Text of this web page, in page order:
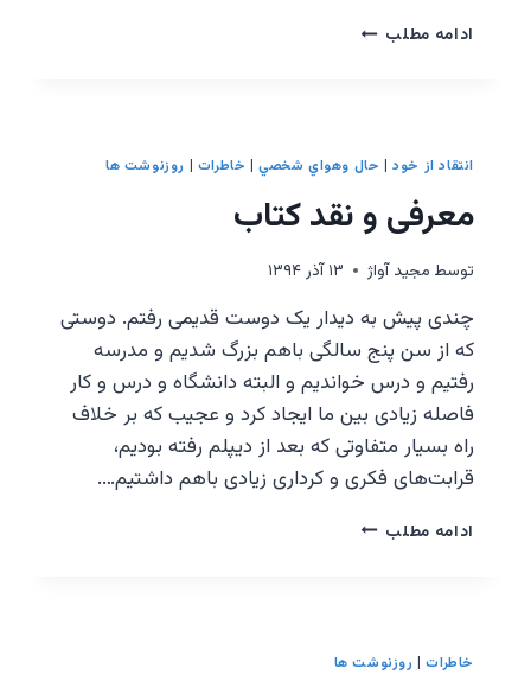
ادامه مطلبداستان
انتقاد از خود| حال وهواي شخصي| خاطرات روزنوشت ها
معرفی و نقد کتاب
توسط مجيد آواژ ۱۳ آذر ۱۳۹۴
چندی پیش به دیدار یک دوست قدیمی رفتم. دوستی
که از سن پنج سالگی باهم بزرگ شدیم و مدرسه
رفتیم و درس خواندیم و البته دانشگاه و درس و کار
فاصله زیادی بین ما ایجاد کرد و عجیب که بر خلاف
راه بسیار متفاوتی که بعد از دیپلم رفته بودیم،
قرابت‌های فکری و کرداری زیادی باهم داشتیم….
ادامه مطلبمعرفی
خاطرات| روزنوشت ها